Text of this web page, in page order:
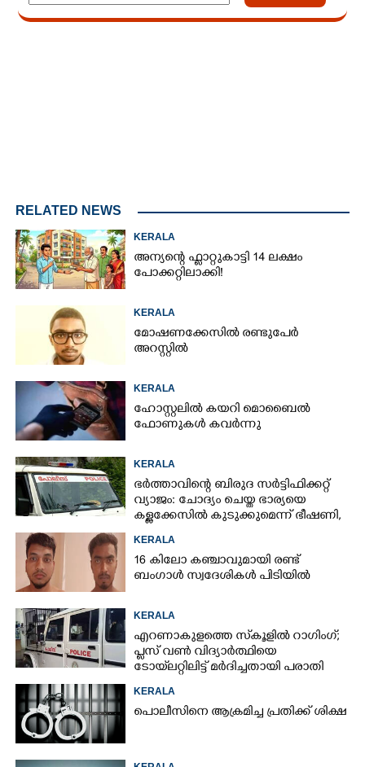
RELATED NEWS
KERALA
അന്യന്റെ ഫ്ലാറ്റുകാട്ടി 14 ലക്ഷം
പോക്കറ്റിലാക്കി!
KERALA
മോഷണക്കേസിൽ രണ്ടുപേർ
അറസ്റ്റിൽ
KERALA
ഹോസ്റ്റലിൽ കയറി മൊബൈൽ
ഫോണുകൾ കവർന്നു
KERALA
ഭർത്താവിന്റെ ബിരുദ സർട്ടിഫിക്കറ്റ്
വ്യാജം: ചോദ്യം ചെയ്ത ഭാര്യയെ
കള്ളക്കേസിൽ കുടുക്കുമെന്ന് ഭീഷണി,
KERALA
16 കിലോ കഞ്ചാവുമായി രണ്ട്
ബംഗാൾ സ്വദേശികൾ പിടിയിൽ
KERALA
എറണാകുളത്തെ സ്‌കൂളിൽ റാഗിംഗ്;
പ്ലസ് വൺ വിദ്യാർത്ഥിയെ
ടോയ്‌ലറ്റിലിട്ട് മർദിച്ചതായി പരാതി
KERALA
പൊലീസിനെ ആക്രമിച്ച പ്രതിക്ക് ശിക്ഷ